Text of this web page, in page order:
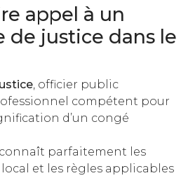
appel à un
de justice dans le
, officier public
compétent pour
d’un congé
parfaitement les
et les règles applicables